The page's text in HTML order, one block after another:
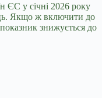
ЄС у січні 2026 року
Якщо ж включити до
знижується до